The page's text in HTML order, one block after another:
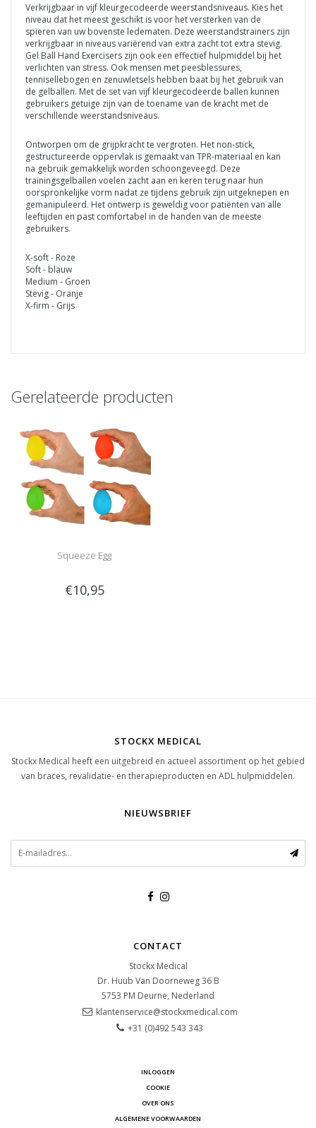
Verkrijgbaar in vijf kleurgecodeerde weerstandsniveaus. Kies het
niveau dat het meest geschikt is voor het versterken van de
spieren van uw bovenste ledematen. Deze weerstandstrainers zijn
verkrijgbaar in niveaus variërend van extra zacht tot extra stevig.
Gel Ball Hand Exercisers zijn ook een effectief hulpmiddel bij het
verlichten van stress. Ook mensen met peesblessures,
tennisellebogen en zenuwletsels hebben baat bij het gebruik van
de gelballen. Met de set van vijf kleurgecodeerde ballen kunnen
gebruikers getuige zijn van de toename van de kracht met de
verschillende weerstandsniveaus.
Ontworpen om de grijpkracht te vergroten. Het non-stick,
gestructureerde oppervlak is gemaakt van TPR-materiaal en kan
na gebruik gemakkelijk worden schoongeveegd. Deze
trainingsgelballen voelen zacht aan en keren terug naar hun
oorspronkelijke vorm nadat ze tijdens gebruik zijn uitgeknepen en
gemanipuleerd. Het ontwerp is geweldig voor patiënten van alle
leeftijden en past comfortabel in de handen van de meeste
gebruikers.
X-soft - Roze
Soft - blauw
Medium - Groen
Stevig - Oranje
X-firm - Grijs
Gerelateerde producten
Squeeze Egg
€10,95
STOCKX MEDICAL
Stockx Medical heeft een uitgebreid en actueel assortiment op het gebied
van braces, revalidatie- en therapieproducten en ADL hulpmiddelen.
NIEUWSBRIEF
CONTACT
Stockx Medical
Dr. Huub Van Doorneweg 36 B
5753 PM Deurne, Nederland
klantenservice@stockxmedical.com
+31 (0)492 543 343
INLOGGEN
COOKIE
OVER ONS
ALGEMENE VOORWAARDEN